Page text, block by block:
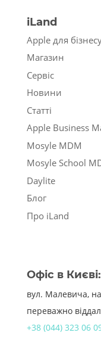
iLand
Apple для
Магазин
Сервіс
Новини
Статті
Apple Business
Mosyle MDM
Mosyle School
Daylite
Блог
Про iLand
Офіс в Києві:
вул. Малевича,
переважно
+38 (044) 323 06